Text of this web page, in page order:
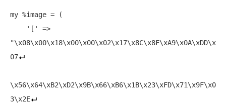
my %image = (
"\x08\x00\x18\x00\x00\x02\x17\x8C\x8F\xA9\x0A\xDD\x
07
\x56\x64\xB2\xD2\x9B\x66\xB6\x1B\x23\xFD\x71\x9F\x0
3\x2E